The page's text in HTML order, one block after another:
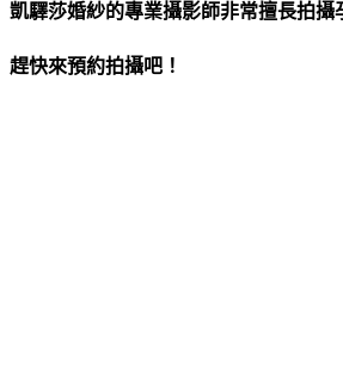
凱驛莎婚紗的專業攝影師非常擅長拍攝
趕快來預約拍攝吧！